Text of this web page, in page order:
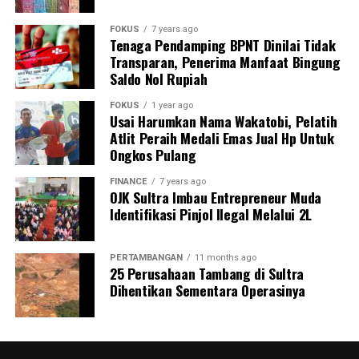
Peta jalan AI ini dirancang sebagai panduan prinsipil
bagi kementerian dan lembaga terkait untuk
mengadopsi teknologi AI di berbagai sektor, seperti
transportasi, pendidikan, kesehatan, hingga layanan
keuangan.
“Ini seperti panduan untuk semua kementerian yang
terkait dengan adopsi AI. Kami hanya memberikan
prinsip-prinsip bagaimana mengadopsinya, apa yang
boleh dan tidak boleh dilakukan, serta apa yang perlu
diwaspadai terkait risikonya,” jelas Nezar Patria.
Pemerintah berharap peta jalan dan Perpres AI ini
tanggap terhadap dinamika global.
Kedua dokumen ini diharapkan mampu menjaga
keseimbangan antara inovasi dan perlindungan publik,
serta menjadi rujukan dalam membangun ekosistem AI
FOKUS 7 years ago
Tenaga Pendamping BPNT Dinilai Tidak
Transparan, Penerima Manfaat Bingung
Saldo Nol Rupiah
FOKUS 1 year ago
Usai Harumkan Nama Wakatobi, Pelatih
Atlit Peraih Medali Emas Jual Hp Untuk
Ongkos Pulang
FINANCE 7 years ago
OJK Sultra Imbau Entrepreneur Muda
Identifikasi Pinjol Ilegal Melalui 2L
PERTAMBANGAN 11 months ago
25 Perusahaan Tambang di Sultra
Dihentikan Sementara Operasinya